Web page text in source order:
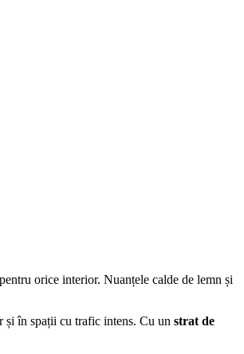
orice interior. Nuanțele calde de lemn și
și în spații cu trafic intens. Cu un strat de